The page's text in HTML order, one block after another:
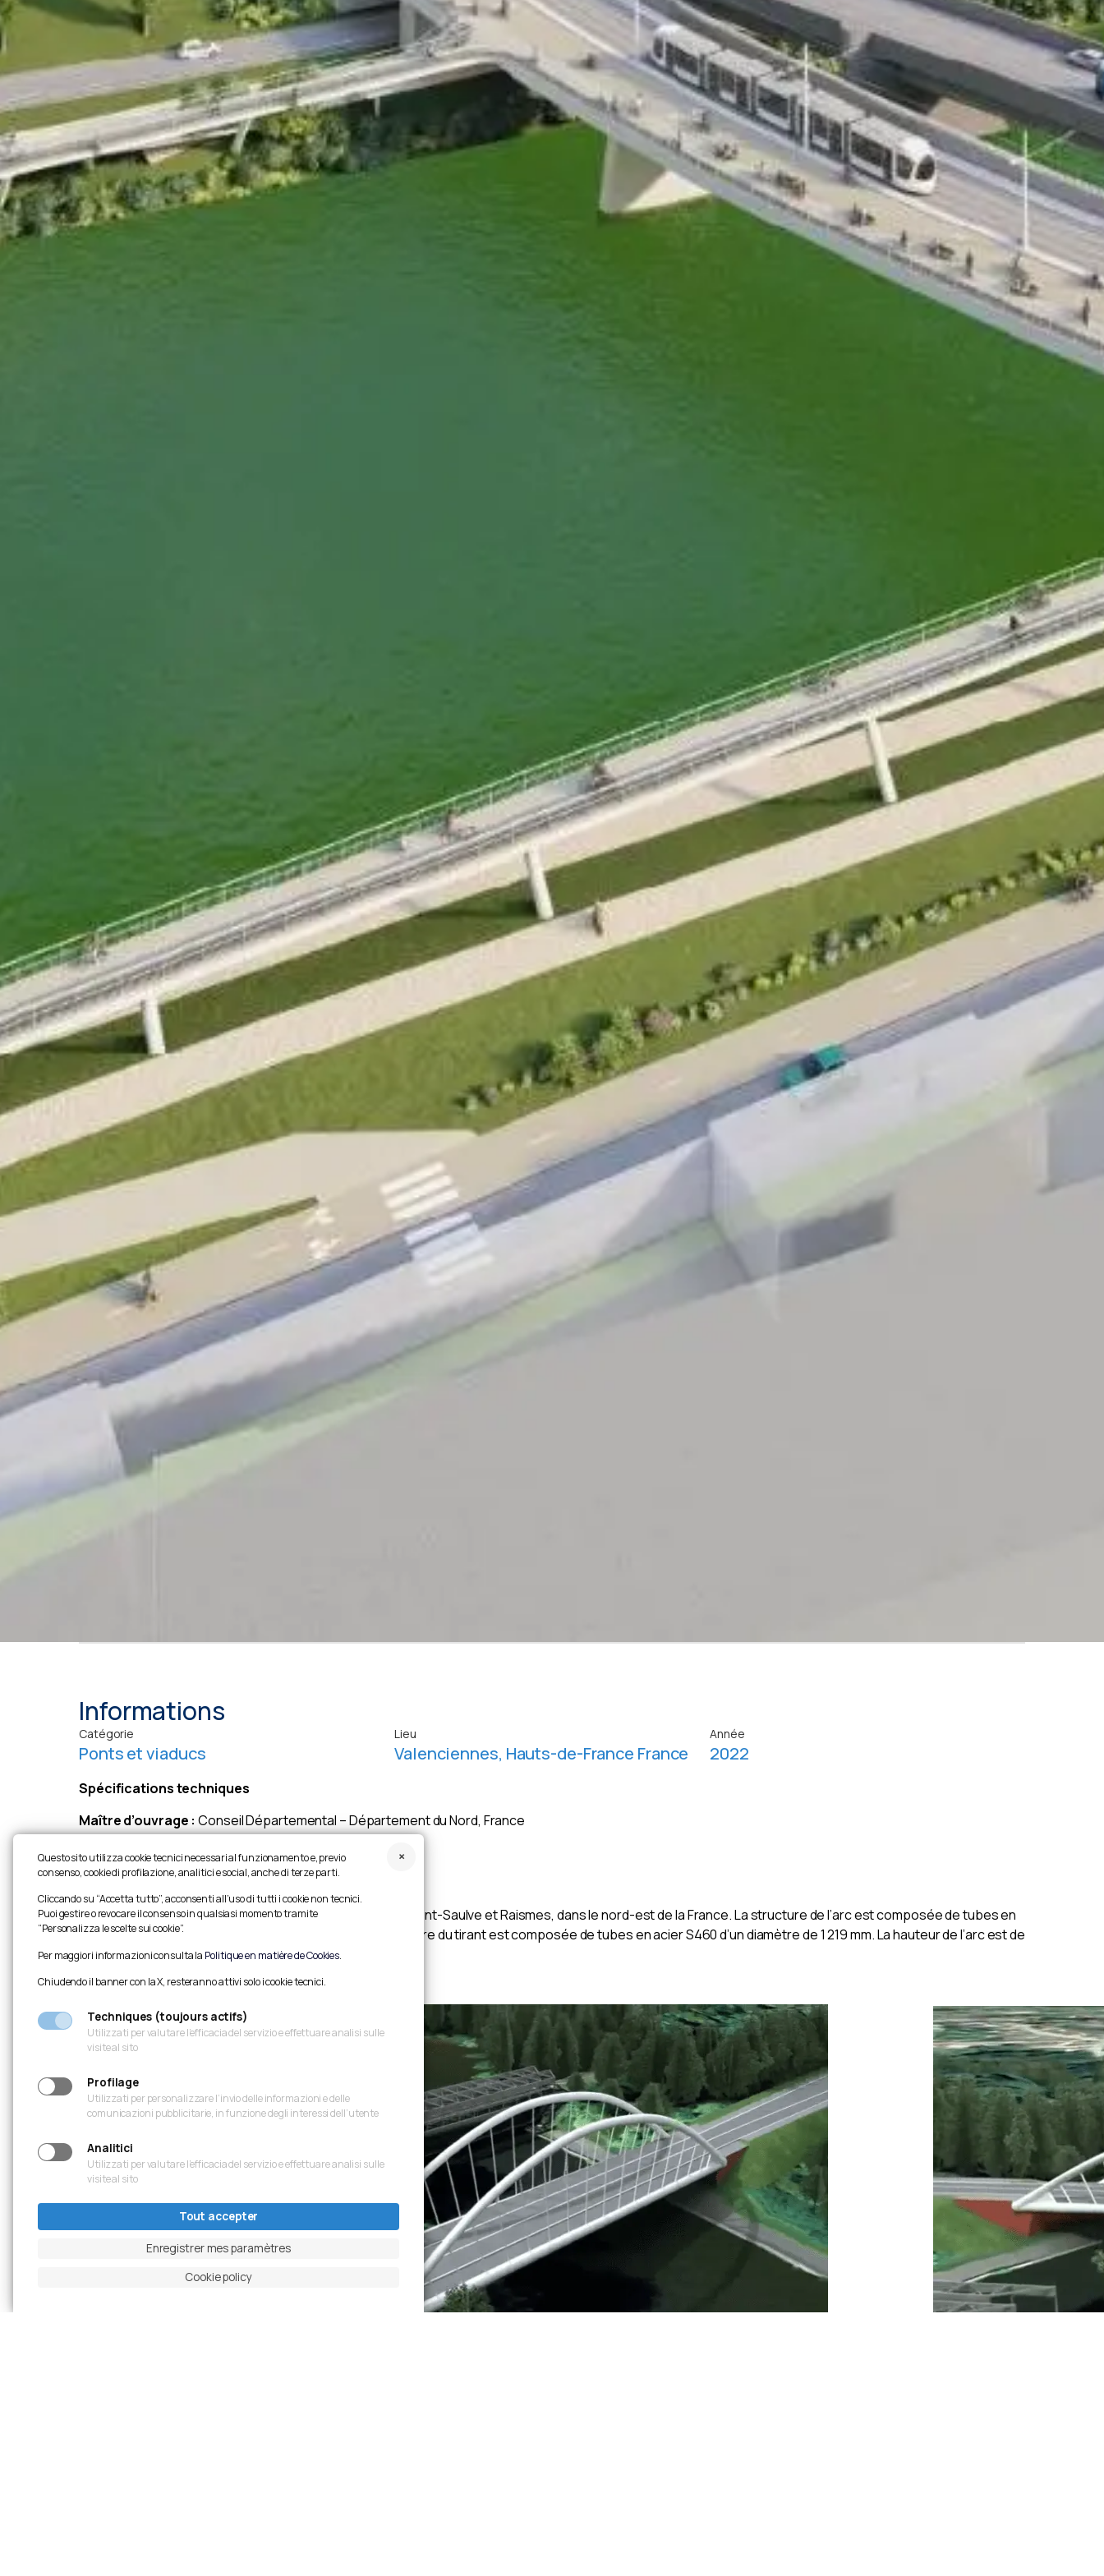
Informations
Catégorie
Ponts et viaducs
Lieu
Valenciennes, Hauts-de-France France
Année
2022
Spécifications techniques
Maître d’ouvrage : Conseil Départemental – Département du Nord, France
Entreprise générale :NGE Génie Civil
Dimensions :
longueur 75,5 m ; largeur 15 m
Description :Pont routier en arc à travée unique entre Saint-Saulve et Raismes, dans le nord-est de la France. La structure de l’arc est composée de tubes en
acier S355 d’un diamètre de 1 168 mm, tandis que la structure du tirant est composée de tubes en acier S460 d’un diamètre de 1 219 mm. La hauteur de l’arc est de
13 m.
Questo sito utilizza cookie tecnici necessari al funzionamento e, previo
consenso, cookie di profilazione, analitici e social, anche di terze parti.
Cliccando su “Accetta tutto”, acconsenti all’uso di tutti i cookie non tecnici.
Puoi gestire o revocare il consenso in qualsiasi momento tramite
“Personalizza le scelte sui cookie”.
Per maggiori informazioni consulta la Politique en matière de Cookies.
Chiudendo il banner con la X, resteranno attivi solo i cookie tecnici.
Techniques (toujours actifs)
Utilizzati per valutare l’efficacia del servizio e effettuare analisi sulle
visite al sito
Profilage
Utilizzati per personalizzare l’invio delle informazioni e delle
comunicazioni pubblicitarie, in funzione degli interessi dell’utente
Analitici
Utilizzati per valutare l’efficacia del servizio e effettuare analisi sulle
visite al sito
Tout accepter
Enregistrer mes paramètres
Cookie policy